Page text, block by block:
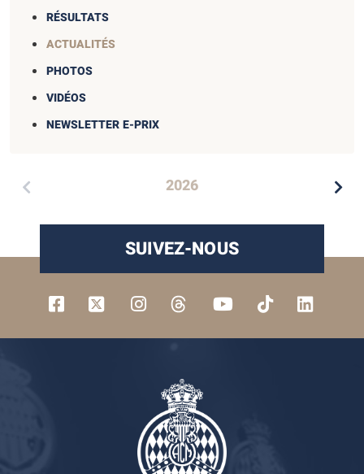
RÉSULTATS
ACTUALITÉS
PHOTOS
VIDÉOS
NEWSLETTER E-PRIX
2026
SUIVEZ-NOUS